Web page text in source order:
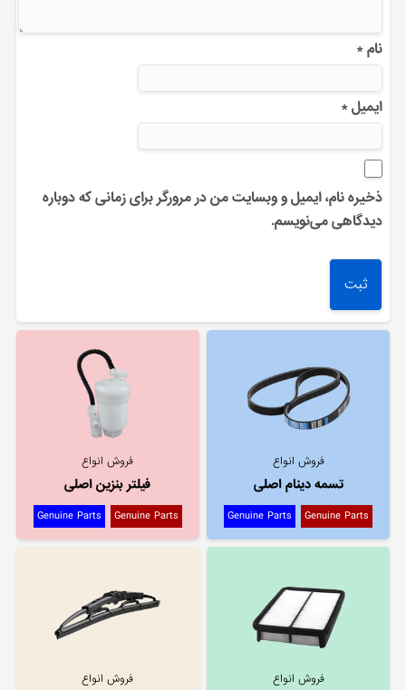
نام*
ایمیل*
ذخیره نام، ایمیل و وبسایت من در مرورگر برای زمانی که دوباره
دیدگاهی می‌نویسم.
فروش انواع
تسمه دینام اصلی
Genuine Parts
Genuine Parts
فروش انواع
فیلتر بنزین اصلی
Genuine Parts
Genuine Parts
فروش انواع فروش انواع